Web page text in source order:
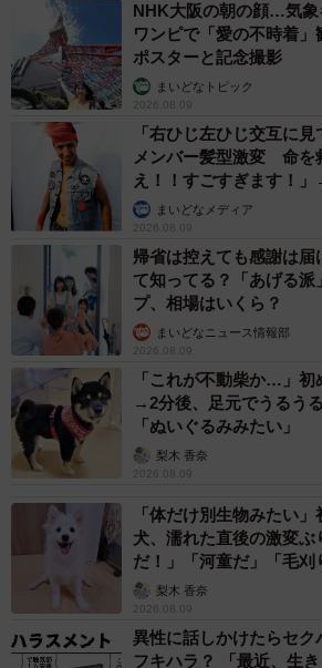
陸海空自衛官の任命式の後のはじめさん（左）
計台をバックに／はじめさん（
厳しい訓練や規律で知られる防衛大学
した遊び心が学生生活の中で大きな意
います。
「こういう、いい意味でしょうもない
で、辛い中にも娯楽があると感じるこ
NHK大阪の朝の顔…気象
ワンピで「愛の不時着
ポスターと記念撮影
まいどなトピック
2026.08.09
「右ひじ左ひじ交互に
メンバー髪型激変 命を
え！！すごすぎます！
まいどなメディア
2026.08.09
帰省は控えても感謝は
て知ってる？「あげる派
プ、相場はいくら？
まいどなニュース情報部
2026.08.09
「これが不動柴か…」
→2分後、足元でうるう
「ぬいぐるみみたい」
梨木 香奈
2026.08.09
「体だけ別生物みたい
犬、濡れた直後の激変
だ！」「河童だ」「毛刈
梨木 香奈
2026.08.09
異性に話しかけたらセク
フキハラ？ 「最近、生